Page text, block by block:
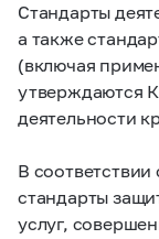
Стандарты
а также
(включая
утверждаются
деятельности
В
стандарты
услуг,